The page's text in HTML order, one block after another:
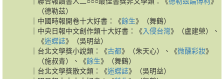
（德勒茲）
中國時報開卷十大好書：《餘生》（舞鶴）
中央日報中文創作類十大好書：《入侵台灣》（盧建榮）、
《迷蝶誌》（吳明益）
台北文學獎小說類：《古都》（朱天心）、《微醺彩妝》
（施叔青）、《餘生》（舞鶴）
台北文學獎散文類：《迷蝶誌》（吳明益）